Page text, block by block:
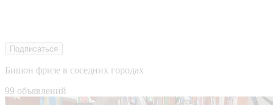
Подписаться
Бишон фризе в соседних городах
99 объявлений